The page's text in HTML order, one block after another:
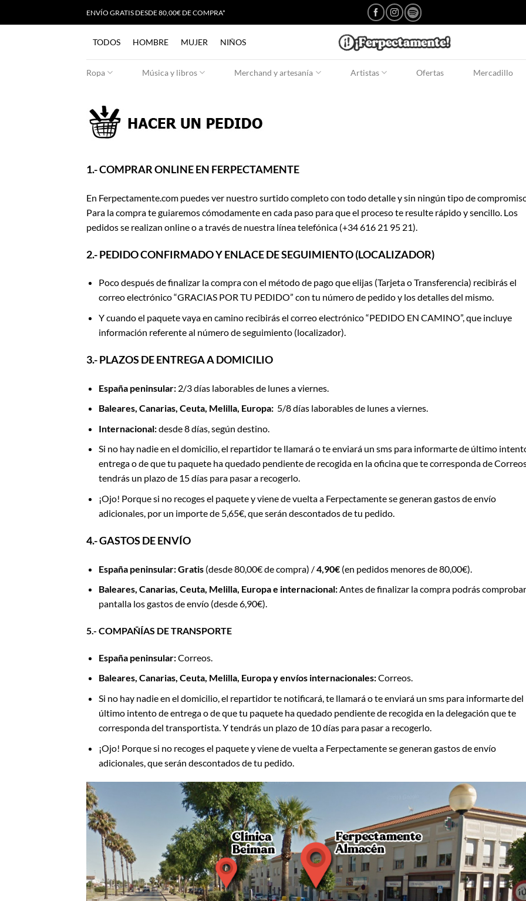
ENVÍO GRATIS DESDE 80,00€ DE COMPRA*
TODOS HOMBRE MUJER NIÑOS
Ropa Música y libros Merchand y artesanía Artistas Ofertas Mercadillo
1.- COMPRAR ONLINE EN FERPECTAMENTE
En Ferpectamente.com puedes ver nuestro surtido completo con todo detalle y sin ningún tipo de
Para la compra te guiaremos cómodamente en cada paso para que el proceso te resulte rápido y sencillo. Los
pedidos se realizan online o a través de nuestra línea telefónica (+34 616 21 95 21).
2.- PEDIDO CONFIRMADO Y ENLACE DE SEGUIMIENTO (LOCALIZADOR)
Poco después de finalizar la compra con el método de pago que elijas (Tarjeta o Transferencia) recibirás el
correo electrónico “GRACIAS POR TU PEDIDO” con tu número de pedido y los detalles del mismo.
Y cuando el paquete vaya en camino recibirás el correo electrónico “PEDIDO EN CAMINO”, que incluye
información referente al número de seguimiento (localizador).
3.- PLAZOS DE ENTREGA A DOMICILIO
España peninsular:2/3 días laborables de lunes a viernes.
Baleares, Canarias, Ceuta, Melilla, Europa:5/8 días laborables de lunes a viernes.
Internacional:desde 8 días, según destino.
Si no hay nadie en el domicilio, el repartidor te llamará o te enviará un sms para informarte de último
entrega o de que tu paquete ha quedado pendiente de recogida en la oficina que te corresponda de
tendrás un plazo de 15 días para pasar a recogerlo.
¡Ojo! Porque si no recoges el paquete y viene de vuelta a Ferpectamente se generan gastos de envío
adicionales, por un importe de 5,65€, que serán descontados de tu pedido.
4.- GASTOS DE ENVÍO
España peninsular: Gratis(desde 80,00€ de compra) /4,90€(en pedidos menores de 80,00€).
Baleares, Canarias, Ceuta, Melilla, Europa e internacional:Antes de finalizar la compra podrás
pantalla los gastos de envío (desde 6,90€).
5.- COMPAÑÍAS DE TRANSPORTE
España peninsular:Correos.
Baleares, Canarias, Ceuta, Melilla, Europa y envíos internacionales:Correos.
Si no hay nadie en el domicilio, el repartidor te notificará, te llamará o te enviará un sms para informarte del
último intento de entrega o de que tu paquete ha quedado pendiente de recogida en la delegación que te
corresponda del transportista. Y tendrás un plazo de 10 días para pasar a recogerlo.
¡Ojo! Porque si no recoges el paquete y viene de vuelta a Ferpectamente se generan gastos de envío
adicionales, que serán descontados de tu pedido.